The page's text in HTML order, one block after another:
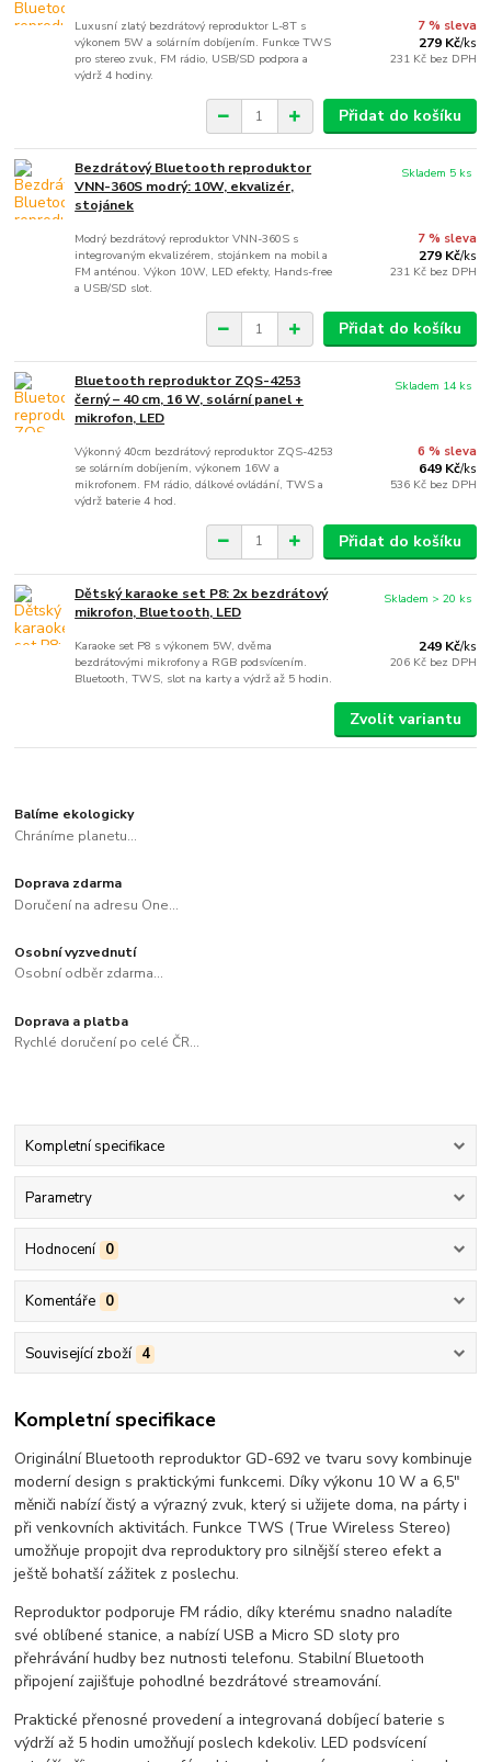
Luxusní zlatý bezdrátový reproduktor L-8T s
výkonem 5W a solárním dobíjením. Funkce TWS
pro stereo zvuk, FM rádio, USB/SD podpora a
výdrž 4 hodiny.
7 % sleva
279 Kč/ks
231 Kč bez DPH
Přidat do košíku
Bezdrátový Bluetooth reproduktor
VNN-360S modrý: 10W, ekvalizér,
stojánek
Modrý bezdrátový reproduktor VNN-360S s
integrovaným ekvalizérem, stojánkem na mobil a
FM anténou. Výkon 10W, LED efekty, Hands-free
a USB/SD slot.
7 % sleva
279 Kč/ks
231 Kč bez DPH
Skladem 5 ks
Přidat do košíku
Bluetooth reproduktor ZQS-4253
černý – 40 cm, 16 W, solární panel +
mikrofon, LED
Výkonný 40cm bezdrátový reproduktor ZQS-4253
se solárním dobíjením, výkonem 16W a
mikrofonem. FM rádio, dálkové ovládání, TWS a
výdrž baterie 4 hod.
6 % sleva
649 Kč/ks
536 Kč bez DPH
Skladem 14 ks
Přidat do košíku
Dětský karaoke set P8: 2x bezdrátový
mikrofon, Bluetooth, LED
Karaoke set P8 s výkonem 5W, dvěma
bezdrátovými mikrofony a RGB podsvícením.
Bluetooth, TWS, slot na karty a výdrž až 5 hodin.
249 Kč/ks
206 Kč bez DPH
Skladem > 20 ks
Zvolit variantu
Balíme ekologicky
Chráníme planetu...
Doprava zdarma
Doručení na adresu One...
Osobní vyzvednutí
Osobní odběr zdarma...
Doprava a platba
Rychlé doručení po celé ČR...
Kompletní specifikace
Parametry
Hodnocení 0
Komentáře 0
Související zboží 4
Kompletní specifikace
Originální Bluetooth reproduktor GD-692 ve tvaru sovy kombinuje
moderní design s praktickými funkcemi. Díky výkonu 10 W a 6,5"
měniči nabízí čistý a výrazný zvuk, který si užijete doma, na párty i
při venkovních aktivitách. Funkce TWS (True Wireless Stereo)
umožňuje propojit dva reproduktory pro silnější stereo efekt a
ještě bohatší zážitek z poslechu.
Reproduktor podporuje FM rádio, díky kterému snadno naladíte
své oblíbené stanice, a nabízí USB a Micro SD sloty pro
přehrávání hudby bez nutnosti telefonu. Stabilní Bluetooth
připojení zajišťuje pohodlné bezdrátové streamování.
Praktické přenosné provedení a integrovaná dobíjecí baterie s
výdrží až 5 hodin umožňují poslech kdekoliv. LED podsvícení